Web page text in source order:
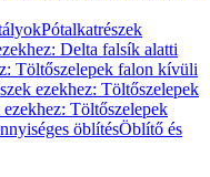
Pótalkatrészek
Delta falsík alatti
Töltőszelepek falon kívüli
ezekhez: Töltőszelepek
Töltőszelepek
öblítésÖblítő és